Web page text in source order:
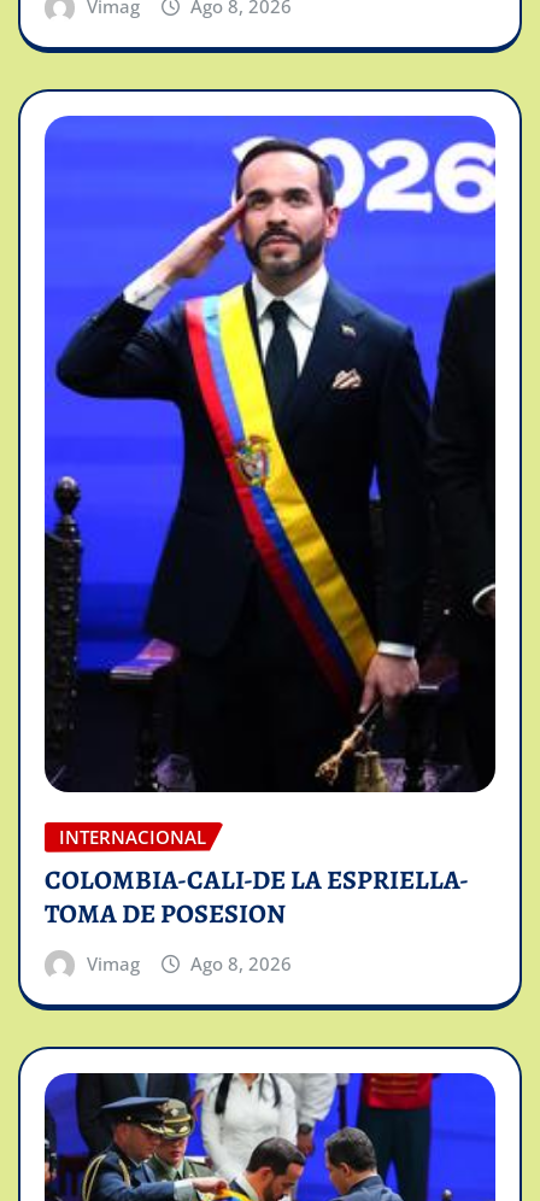
Vimag Ago 8, 2026
INTERNACIONAL
COLOMBIA-CALI-DE LA ESPRIELLA-
TOMA DE POSESION
Vimag Ago 8, 2026